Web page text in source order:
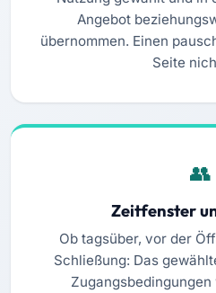
Angebot
übernommen. Einen
Seite
Zeitfenster
Ob tagsüber, vor der
Schließung: Das